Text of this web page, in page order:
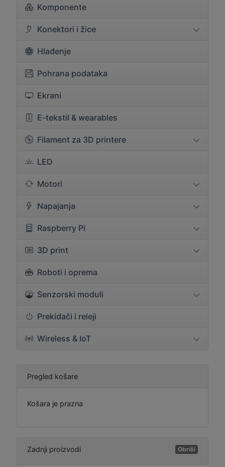
Komponente
Konektori i žice
Hlađenje
Pohrana podataka
Ekrani
E-tekstil & wearables
Filament za 3D printere
LED
Motori
Napajanja
Raspberry Pi
3D print
Roboti i oprema
Senzorski moduli
Prekidači i releji
Wireless & IoT
Pregled košare
Košara je prazna
Zadnji proizvodi Obriši